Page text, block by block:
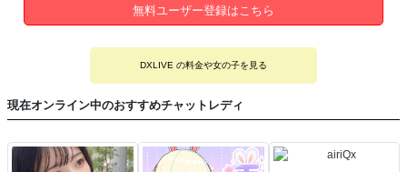
何を考えているのか
伝わってくるような子です。
最近サウナにハマっています(ꈍᴗꈍ)
特に塩サウナがお気に入り♪
無料ユーザー登録はこちら
DXLIVE の料金や女の子を見る
現在オンライン中のおすすめチャットレディ